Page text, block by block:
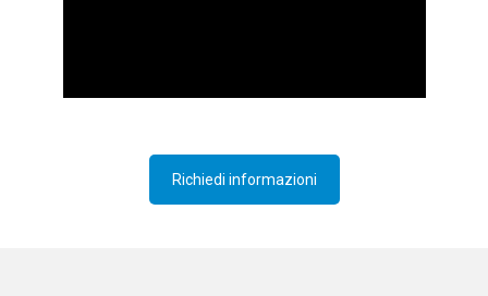
Richiedi informazioni